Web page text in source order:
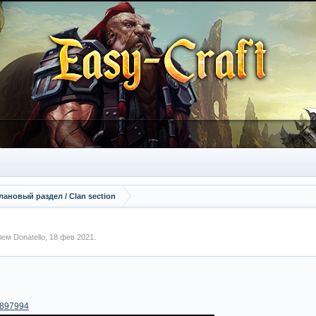
раздел / Сlan section
Donatello 18 фев 2021